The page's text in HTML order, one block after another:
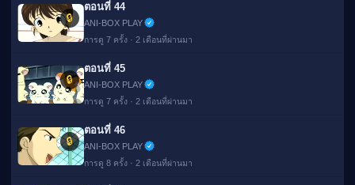
🔒
ตอนที่ 44
ANI-BOX PLAY
การดู 7 ครั้ง · 2 เดือนที่ผ่านมา
🔒
ตอนที่ 45
ANI-BOX PLAY
การดู 7 ครั้ง · 2 เดือนที่ผ่านมา
🔒
ตอนที่ 46
ANI-BOX PLAY
การดู 8 ครั้ง · 2 เดือนที่ผ่านมา